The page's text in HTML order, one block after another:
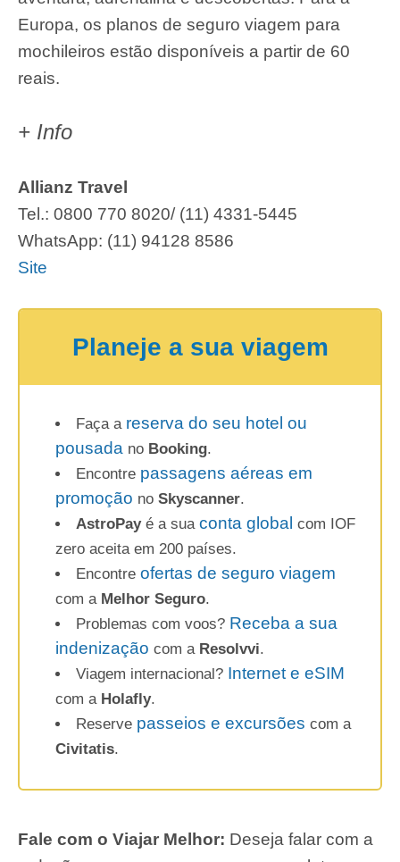
Europa, os planos de seguro viagem para
mochileiros estão disponíveis a partir de 60
reais.
+ Info
Allianz Travel
Tel.: 0800 770 8020/ (11) 4331-5445
WhatsApp: (11) 94128 8586
Site
Planeje a sua viagem
Faça a reserva do seu hotel ou
pousada no Booking.
Encontre passagens aéreas em
promoção no Skyscanner.
AstroPayé a sua conta global com IOF
zero aceita em 200 países.
Encontre ofertas de seguro viagem
com a Melhor Seguro.
Problemas com voos? Receba a sua
indenização com a Resolvvi.
Viagem internacional? Internet e eSIM
com a Holafly.
Reserve passeios e excursões com a
Civitatis.
Fale com o Viajar Melhor: Deseja falar com a